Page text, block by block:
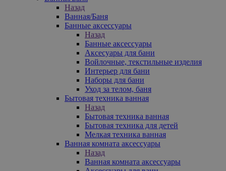
Назад
Ванная/Баня
Банные аксессуары
Назад
Банные аксессуары
Аксесуары для бани
Войлочные, текстильные изделия
Интерьер для бани
Наборы для бани
Уход за телом, баня
Бытовая техника ванная
Назад
Бытовая техника ванная
Бытовая техника для детей
Мелкая техника ванная
Ванная комната аксессуары
Назад
Ванная комната аксессуары